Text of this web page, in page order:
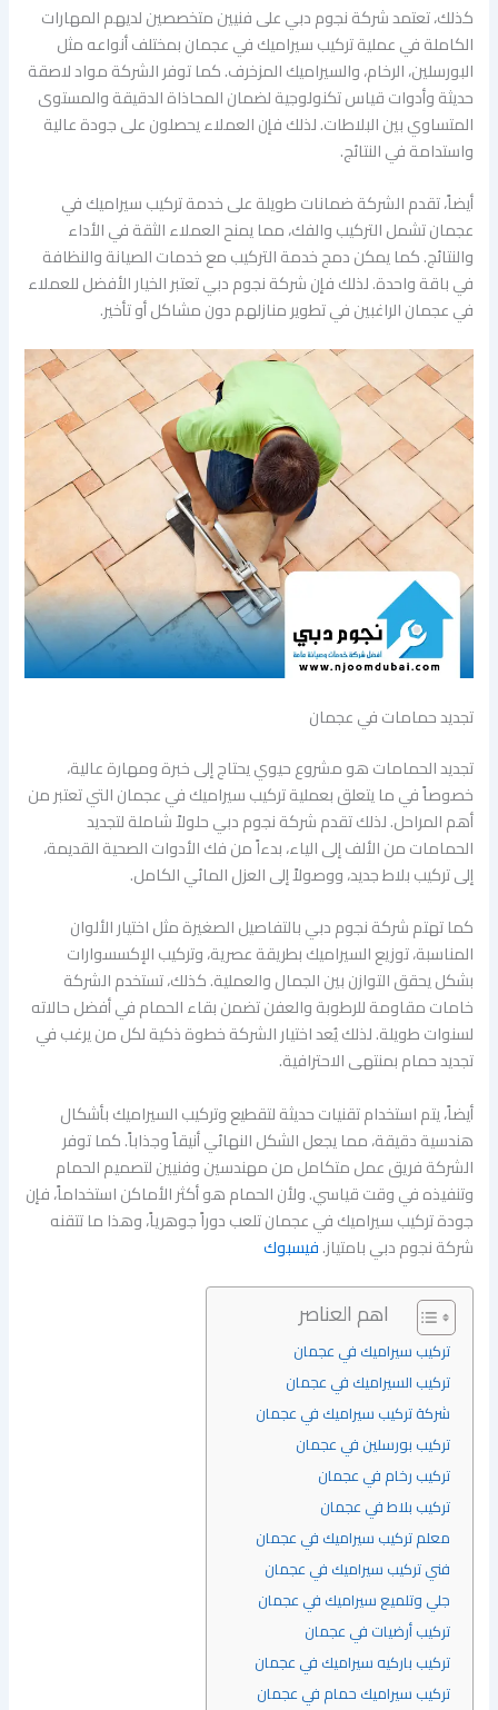
كذلك، تعتمد شركة نجوم دبي على فنيين متخصصين لديهم المهارات
الكاملة في عملية تركيب سيراميك في عجمان بمختلف أنواعه مثل
البورسلين، الرخام، والسيراميك المزخرف. كما توفر الشركة مواد لاصقة
حديثة وأدوات قياس تكنولوجية لضمان المحاذاة الدقيقة والمستوى
المتساوي بين البلاطات. لذلك فإن العملاء يحصلون على جودة عالية
واستدامة في النتائج.
أيضاً، تقدم الشركة ضمانات طويلة على خدمة تركيب سيراميك في
عجمان تشمل التركيب والفك، مما يمنح العملاء الثقة في الأداء
والنتائج. كما يمكن دمج خدمة التركيب مع خدمات الصيانة والنظافة
في باقة واحدة. لذلك فإن شركة نجوم دبي تعتبر الخيار الأفضل للعملاء
في عجمان الراغبين في تطوير منازلهم دون مشاكل أو تأخير.
تجديد حمامات في عجمان
تجديد الحمامات هو مشروع حيوي يحتاج إلى خبرة ومهارة عالية،
خصوصاً في ما يتعلق بعملية تركيب سيراميك في عجمان التي تعتبر من
أهم المراحل. لذلك تقدم شركة نجوم دبي حلولاً شاملة لتجديد
الحمامات من الألف إلى الياء، بدءاً من فك الأدوات الصحية القديمة،
إلى تركيب بلاط جديد، ووصولاً إلى العزل المائي الكامل.
كما تهتم شركة نجوم دبي بالتفاصيل الصغيرة مثل اختيار الألوان
المناسبة، توزيع السيراميك بطريقة عصرية، وتركيب الإكسسوارات
بشكل يحقق التوازن بين الجمال والعملية. كذلك، تستخدم الشركة
خامات مقاومة للرطوبة والعفن تضمن بقاء الحمام في أفضل حالاته
لسنوات طويلة. لذلك يُعد اختيار الشركة خطوة ذكية لكل من يرغب في
تجديد حمام بمنتهى الاحترافية.
أيضاً، يتم استخدام تقنيات حديثة لتقطيع وتركيب السيراميك بأشكال
هندسية دقيقة، مما يجعل الشكل النهائي أنيقاً وجذاباً. كما توفر
الشركة فريق عمل متكامل من مهندسين وفنيين لتصميم الحمام
وتنفيذه في وقت قياسي. ولأن الحمام هو أكثر الأماكن استخداماً، فإن
جودة تركيب سيراميك في عجمان تلعب دوراً جوهرياً، وهذا ما تتقنه
شركة نجوم دبي بامتياز.فيسبوك
اهم العناصر
تركيب سيراميك في عجمان
تركيب السيراميك في عجمان
شركة تركيب سيراميك في عجمان
تركيب بورسلين في عجمان
تركيب رخام في عجمان
تركيب بلاط في عجمان
معلم تركيب سيراميك في عجمان
فني تركيب سيراميك في عجمان
جلي وتلميع سيراميك في عجمان
تركيب أرضيات في عجمان
تركيب باركيه سيراميك في عجمان
تركيب سيراميك حمام في عجمان